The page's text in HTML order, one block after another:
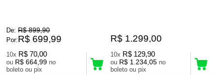
De: R$ 899,90
Por:R$ 699,99
10x R$ 70,00
ou R$ 664,99 no
boleto ou pix
R$ 1.299,00
10x R$ 129,90
ou R$ 1.234,05 no
boleto ou pix